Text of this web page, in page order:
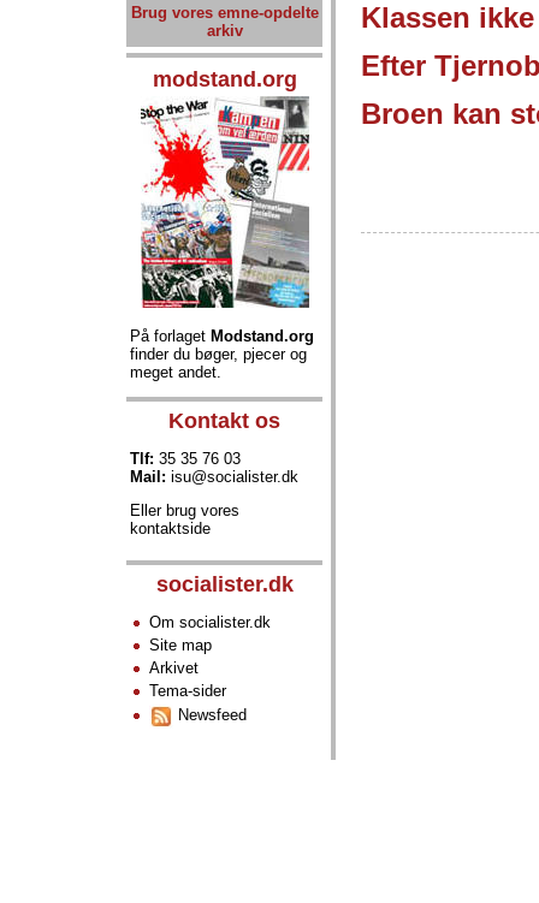
Klassen
Efter
Broen kan
Brug vores emne-opdelte
arkiv
modstand.org
På forlaget Modstand.org
finder du bøger, pjecer og
meget andet.
Kontakt os
Tlf: 35 35 76 03
Mail: isu@socialister.dk
Eller brug vores
kontaktside
socialister.dk
Om socialister.dk
Site map
Arkivet
Tema-sider
Newsfeed